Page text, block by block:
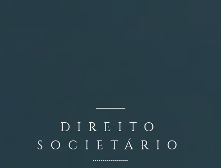
DIREITO
SOCIETÁRIO
------------------